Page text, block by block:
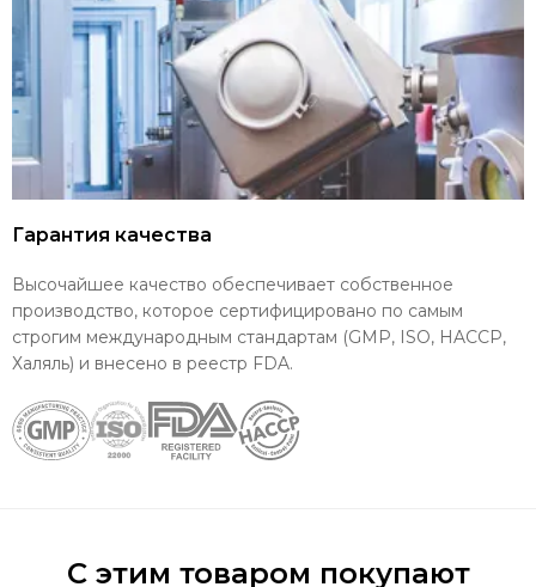
Гарантия качества
Высочайшее качество обеспечивает собственное
производство, которое сертифицировано по самым
строгим международным стандартам (GMP, ISO, HACCP,
Халяль) и внесено в реестр FDA.
С этим товаром покупают